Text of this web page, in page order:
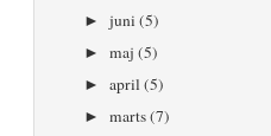
►juni(5)
►maj(5)
►april(5)
►marts(7)